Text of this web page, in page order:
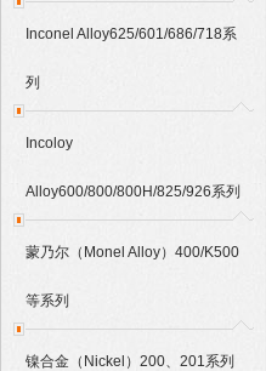
Inconel Alloy625/601/686/718系
列
Incoloy
Alloy600/800/800H/825/926系列
蒙乃尔（Monel Alloy）400/K500
等系列
镍合金（Nickel）200、201系列